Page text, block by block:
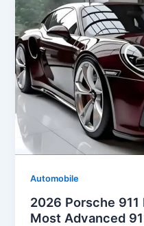
Automobile
2026 Porsche 911
Most Advanced